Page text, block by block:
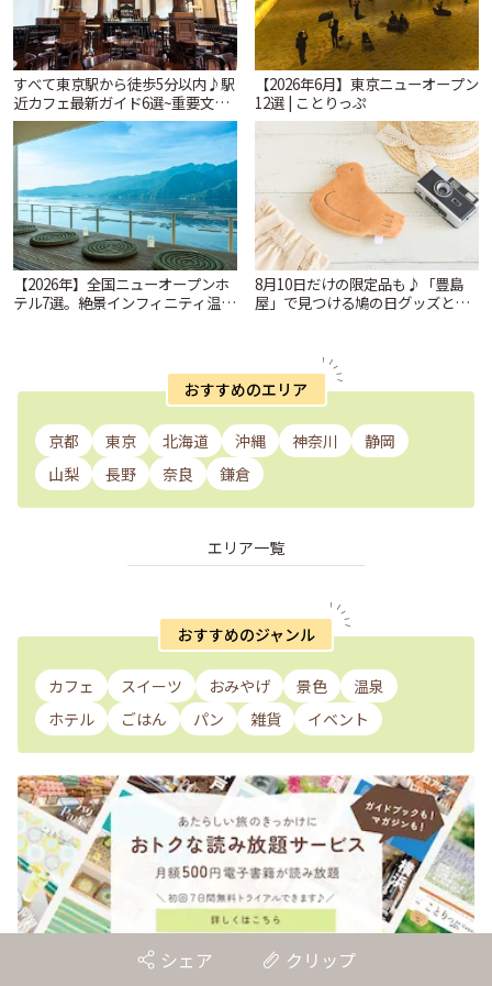
すべて東京駅から徒歩5分以内♪駅
近カフェ最新ガイド6選~重要文化
財の洋館カフェから、改札すぐの
レトロ喫茶まで~ | ことりっぷ
【2026年6月】東京ニューオープン
12選 | ことりっぷ
【2026年】全国ニューオープンホ
テル7選。絶景インフィニティ温泉
8月10日だけの限定品も♪「豊島
屋」で見つける鳩の日グッズと本
おすすめのエリア
京都 東京 北海道 沖縄 神奈川
静岡
山梨
長野 奈良 鎌倉
エリア一覧
おすすめのジャンル
カフェ スイーツ おみやげ 景色
温泉
ホテル
ごはん パン 雑貨 イベント
シェア クリップ